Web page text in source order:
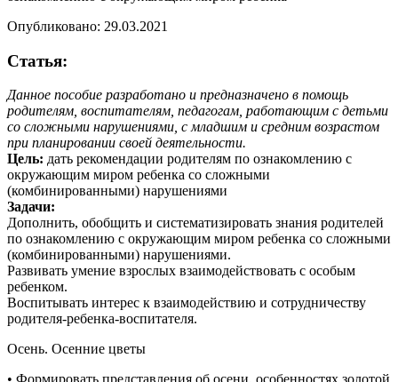
Опубликовано: 29.03.2021
Статья:
Данное пособие разработано и предназначено в помощь
родителям, воспитателям, педагогам, работающим с детьми
со сложными нарушениями, с младшим и средним возрастом
при планировании своей деятельности.
Цель: дать рекомендации родителям по ознакомлению с
окружающим миром ребенка со сложными
(комбинированными) нарушениями
Задачи:
Дополнить, обобщить и систематизировать знания родителей
по ознакомлению с окружающим миром ребенка со сложными
(комбинированными) нарушениями.
Развивать умение взрослых взаимодействовать с особым
ребенком.
Воспитывать интерес к взаимодействию и сотрудничеству
родителя-ребенка-воспитателя.
Осень. Осенние цветы